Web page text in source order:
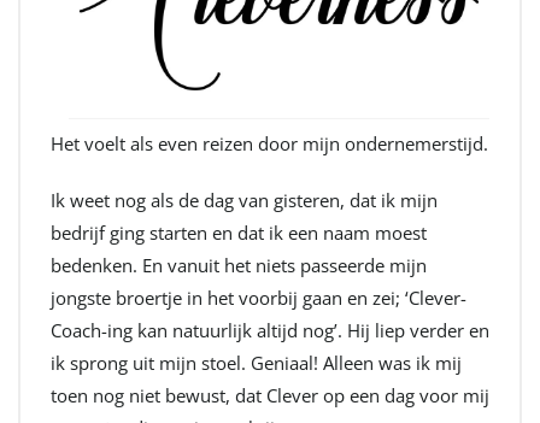
Het voelt als even reizen door mijn ondernemerstijd.
Ik weet nog als de dag van gisteren, dat ik mijn
bedrijf ging starten en dat ik een naam moest
bedenken. En vanuit het niets passeerde mijn
jongste broertje in het voorbij gaan en zei; ‘Clever-
Coach-ing kan natuurlijk altijd nog’. Hij liep verder en
ik sprong uit mijn stoel. Geniaal! Alleen was ik mij
toen nog niet bewust, dat Clever op een dag voor mij